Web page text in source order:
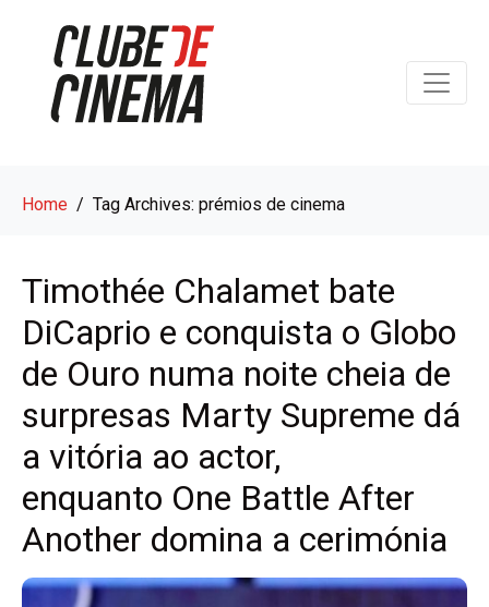
Home Tag Archives: prémios de cinema
Timothée Chalamet bate
DiCaprio e conquista o Globo
de Ouro numa noite cheia de
surpresas Marty Supreme dá
a vitória ao actor,
enquanto One Battle After
Another domina a cerimónia